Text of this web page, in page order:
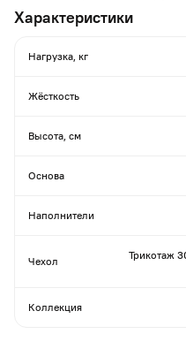
Характеристики
Нагрузка, кг
Жёсткость
Высота, см
Основа
Наполнители
Чехол
Трикотаж
Коллекция